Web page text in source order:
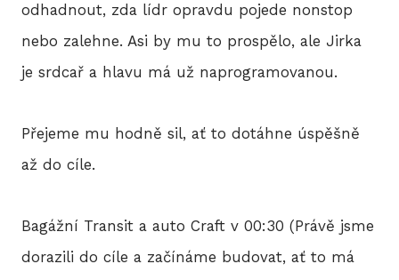
odhadnout, zda lídr opravdu pojede nonstop
nebo zalehne. Asi by mu to prospělo, ale Jirka
je srdcař a hlavu má už naprogramovanou.
Přejeme mu hodně sil, ať to dotáhne úspěšně
až do cíle.
Bagážní Transit a auto Craft v 00:30 (Právě jsme
dorazili do cíle a začínáme budovat, ať to má